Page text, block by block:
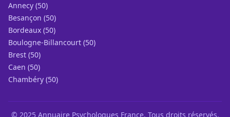
Annecy (50)
Besançon (50)
Bordeaux (50)
Boulogne-Billancourt (50)
Brest (50)
Caen (50)
Chambéry (50)
© 2025 Annuaire Psychologues France. Tous droits réservés.